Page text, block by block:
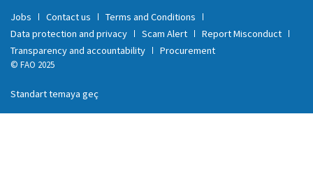
Jobs Contact us
Terms and Conditions
Data protection and privacy
Scam Alert
Report Misconduct
Transparency and accountability
Procurement
© FAO 2025
Standart temaya geç